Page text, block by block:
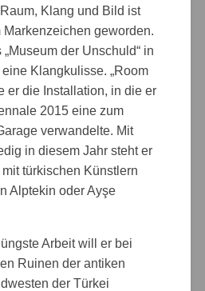
Klang und Bild ist
geworden.
der Unschuld“ in
Klangkulisse. „Room
er die Installation, in die er
2015 eine zum
verwandelte. Mit
in diesem Jahr steht er
türkischen Künstlern
Alptekin oder Ayşe
Arbeit will er bei
Ruinen der antiken
der Türkei